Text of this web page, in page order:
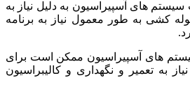
های آسپیراسیون به دلیل نیاز به
کشی به طور معمول نیاز به برنامه
های آسپیراسیون ممکن است برای
به تعمیر و نگهداری و کالیبراسیون